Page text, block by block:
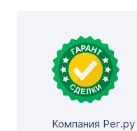
Компания